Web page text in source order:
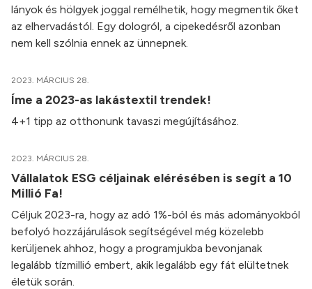
lányok és hölgyek joggal remélhetik, hogy megmentik őket
az elhervadástól. Egy dologról, a cipekedésről azonban
nem kell szólnia ennek az ünnepnek.
2023. MÁRCIUS 28.
Íme a 2023-as lakástextil trendek!
4+1 tipp az otthonunk tavaszi megújításához.
2023. MÁRCIUS 28.
Vállalatok ESG céljainak elérésében is segít a 10
Millió Fa!
Céljuk 2023-ra, hogy az adó 1%-ból és más adományokból
befolyó hozzájárulások segítségével még közelebb
kerüljenek ahhoz, hogy a programjukba bevonjanak
legalább tízmillió embert, akik legalább egy fát elültetnek
életük során.